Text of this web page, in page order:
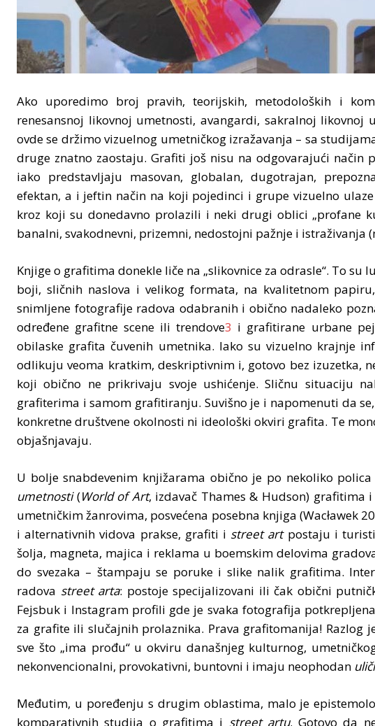
Ako uporedimo broj pravih, teorijskih, metodoloških i
renesansnoj likovnoj umetnosti, avangardi, sakralnoj
ovde se držimo vizuelnog umetničkog izražavanja – sa
druge znatno zaostaju. Grafiti još nisu na odgovarajući način
iako predstavljaju masovan, globalan, dugotrajan,
efektan, a i jeftin način na koji pojedinci i grupe vizuelno
kroz koji su donedavno prolazili i neki drugi oblici „profane
banalni, svakodnevni, prizemni, nedostojni pažnje i istraživanja
Knjige o grafitima donekle liče na „slikovnice za odrasle“. To
boji, sličnih naslova i velikog formata, na kvalitetnom
snimljene fotografije radova odabranih i obično nadaleko
određene grafitne scene ili trendove3 i grafitirane urbane
obilaske grafita čuvenih umetnika. Iako su vizuelno krajnje
odlikuju veoma kratkim, deskriptivnim i, gotovo bez izuzetka,
koji obično ne prikrivaju svoje ushićenje. Sličnu situaciju
grafiterima i samom grafitiranju. Suvišno je i napomenuti da
konkretne društvene okolnosti ni ideološki okviri grafita. Te
objašnjavaju.
U bolje snabdevenim knjižarama obično je po nekoliko
umetnosti(World of Art, izdavač Thames & Hudson) grafitima i
umetničkim žanrovima, posvećena posebna knjiga (Wacławek
i alternativnih vidova prakse, grafiti i street artpostaju i
šolja, magneta, majica i reklama u boemskim delovima
do svezaka – štampaju se poruke i slike nalik grafitima.
radova street arta: postoje specijalizovani ili čak obični
Fejsbuk i Instagram profili gde je svaka fotografija
za grafite ili slučajnih prolaznika. Prava grafitomanija! Razlog
sve što „ima prođu“ u okviru današnjeg kulturnog,
nekonvencionalni, provokativni, buntovni i imaju neophodan
Međutim, u poređenju s drugim oblastima, malo je
komparativnih studija o grafitima i street artu. Gotovo da